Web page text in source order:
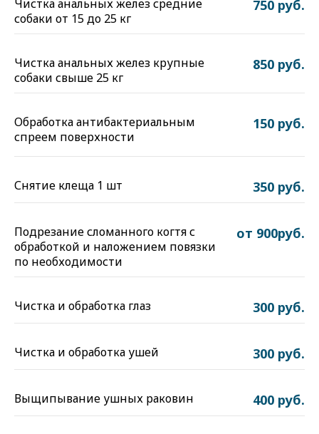
Чистка анальных желез средние
собаки от 15 до 25 кг
750 руб.
Чистка анальных желез крупные
собаки свыше 25 кг
850 руб.
Обработка антибактериальным
спреем поверхности
150 руб.
Снятие клеща 1 шт 350 руб.
Подрезание сломанного когтя с
обработкой и наложением повязки
по необходимости
от 900руб.
Чистка и обработка глаз 300 руб.
Чистка и обработка ушей 300 руб.
Выщипывание ушных раковин 400 руб.